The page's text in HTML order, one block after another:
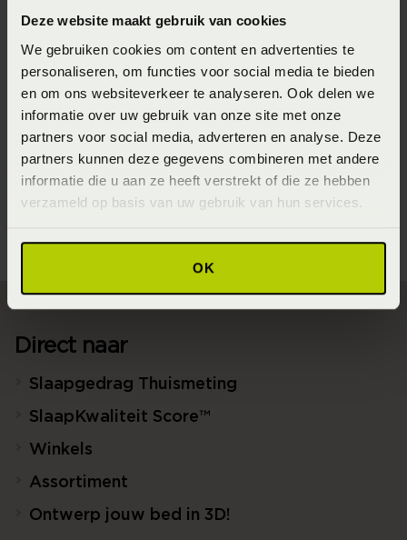
Deze website maakt gebruik van cookies
We gebruiken cookies om content en advertenties te
personaliseren, om functies voor social media te bieden
en om ons websiteverkeer te analyseren. Ook delen we
informatie over uw gebruik van onze site met onze
partners voor social media, adverteren en analyse. Deze
partners kunnen deze gegevens combineren met andere
informatie die u aan ze heeft verstrekt of die ze hebben
verzameld op basis van uw gebruik van hun services.
OK
Katoensatijn
Wasinstructie
Wasbaar op maximaal 60 graden
Verkrijgbaarheid
Onze webshopproducten zijn niet altijd verkrijgbaar in de
winkel. Wil je het product in de winkel bekijken? Informeer
dan eerst naar de beschikbaarheid.
Direct naar
Slaapgedrag Thuismeting
SlaapKwaliteit Score™
Winkels
Assortiment
Ontwerp jouw bed in 3D!